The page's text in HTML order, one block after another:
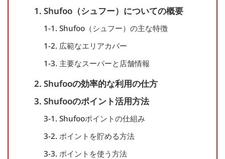
1. Shufoo（シュフー）についての概要
1-1. Shufoo（シュフー）の主な特徴
1-2. 広範なエリアカバー
1-3. 主要なスーパーと店舗情報
2. Shufooの効率的な利用の仕方
3. Shufooのポイント活用方法
3-1. Shufooポイントの仕組み
3-2. ポイントを貯める方法
3-3. ポイントを使う方法